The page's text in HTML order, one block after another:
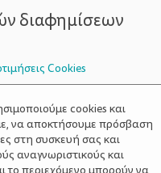
ΣΥΜΒΟΥΛΟΙ
διαφημίσεων
Cookies
cookies και
να αποκτήσουμε πρόσβαση
στη συσκευή σας και
αναγνωριστικούς και
το περιεχόμενο μπορούν να